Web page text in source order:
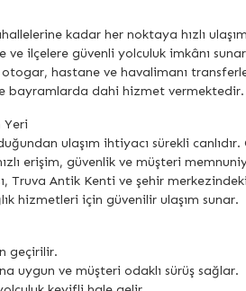
kadar her noktaya hızlı
ve ilçelere güvenli yolculuk imkânı
hastane ve havalimanı
bayramlarda dahi hizmet vermektedir.
Yeri
ulaşım ihtiyacı sürekli
erişim, güvenlik ve müşteri
Truva Antik Kenti ve şehir
hizmetleri için güvenilir ulaşım sunar.
geçirilir.
uygun ve müşteri odaklı sürüş sağlar.